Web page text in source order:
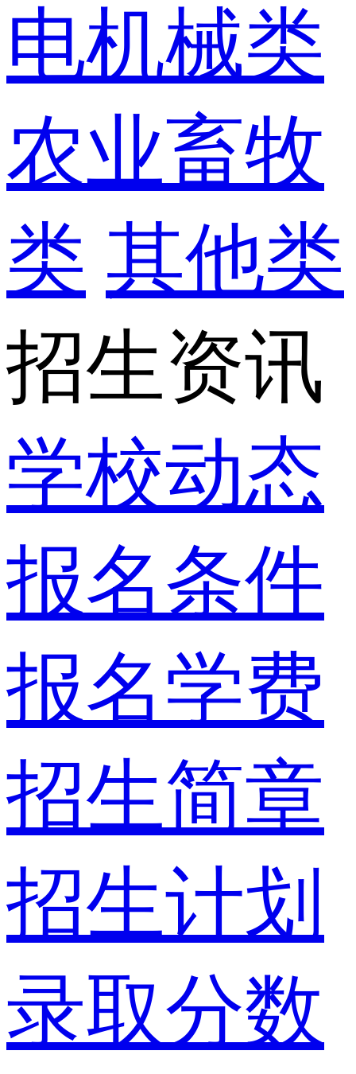
电机械类
农业畜牧
类 其他类
招生资讯
学校动态
报名条件
报名学费
招生简章
招生计划
录取分数